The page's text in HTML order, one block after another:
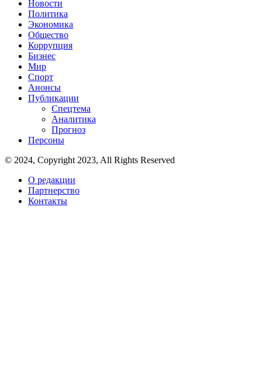
Новости
Политика
Экономика
Общество
Коррупция
Бизнес
Мир
Спорт
Анонсы
Публикации
Спецтема
Аналитика
Прогноз
Персоны
© 2024, Copyright 2023, All Rights Reserved
О редакции
Партнерство
Контакты